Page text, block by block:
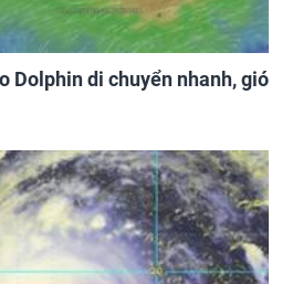
Dolphin di chuyển nhanh, gió